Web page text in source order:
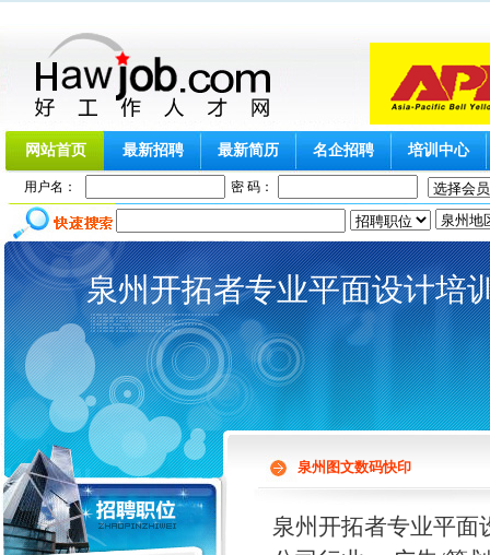
网站首页 最新招聘 最新简历 名企招聘 培训中心
用户名： 密 码：
泉州开拓者专业平面设计培
泉州图文数码快印
泉州开拓者专业平面